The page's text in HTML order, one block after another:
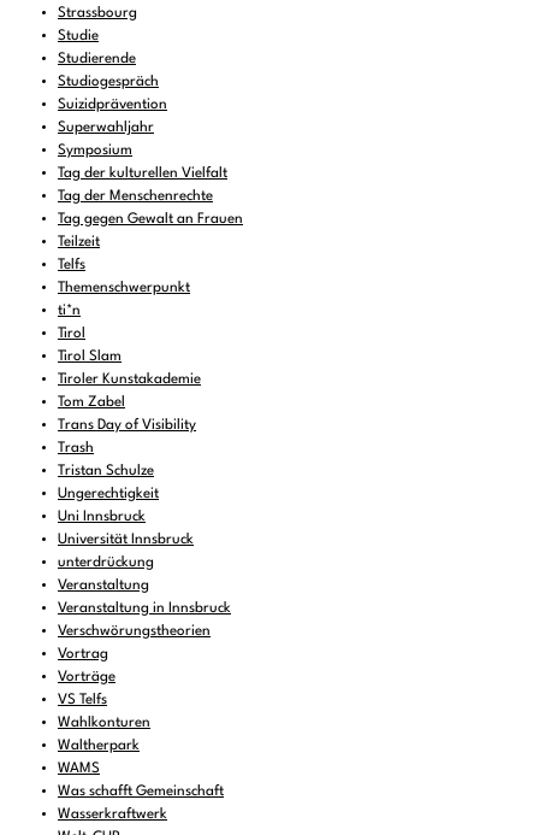
Strassbourg
Studie
Studierende
Studiogespräch
Suizidprävention
Superwahljahr
Symposium
Tag der kulturellen Vielfalt
Tag der Menschenrechte
Tag gegen Gewalt an Frauen
Teilzeit
Telfs
Themenschwerpunkt
ti*n
Tirol
Tirol Slam
Tiroler Kunstakademie
Tom Zabel
Trans Day of Visibility
Trash
Tristan Schulze
Ungerechtigkeit
Uni Innsbruck
Universität Innsbruck
unterdrückung
Veranstaltung
Veranstaltung in Innsbruck
Verschwörungstheorien
Vortrag
Vorträge
VS Telfs
Wahlkonturen
Waltherpark
WAMS
Was schafft Gemeinschaft
Wasserkraftwerk